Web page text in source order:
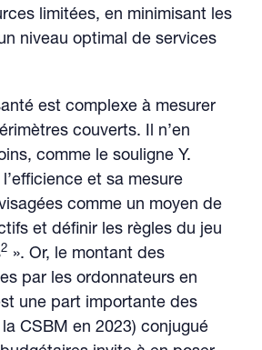
limitées, en minimisant les
niveau optimal de services
est complexe à mesurer
couverts. Il n’en
comme le souligne Y.
et sa mesure
comme un moyen de
et définir les règles du jeu
2 ». Or, le montant des
par les ordonnateurs en
une part importante des
CSBM en 2023) conjugué